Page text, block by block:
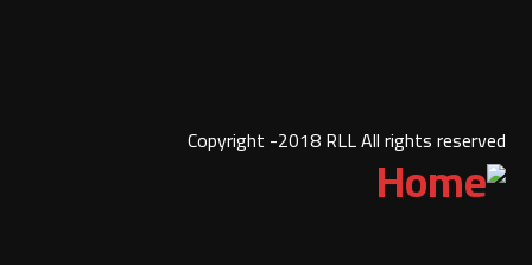
Copyright -2018 RLL All rights reserved